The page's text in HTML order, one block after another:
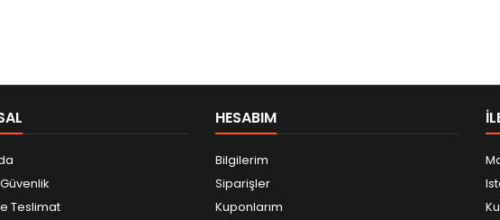
Teslimat
HESABIM
Bilgilerim
Siparişler
Kuponlarım